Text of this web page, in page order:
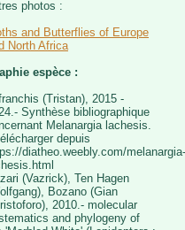
photos :
and Butterflies of Europe
North Africa
espèce :
(Tristan), 2015 -
Synthèse bibliographique
Melanargia lachesis.
depuis
diatheo.weebly.com/melanargia-
(Vazrick), Ten Hagen
Bozano (Gian
2010.- molecular
and phylogeny of